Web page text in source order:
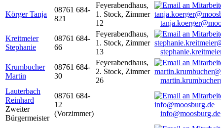
Körger Tanja
08761 684-
821
Feyerabendhaus,
1. Stock, Zimmer
12
Kreitmeier
Stephanie
08761 684-
66
Feyerabendhaus,
1. Stock, Zimmer
13
Krumbucher
Martin
08761 684-
30
Feyerabendhaus,
2. Stock, Zimmer
26
Lauterbach
Reinhard
Zweiter
Bürgermeister
08761 684-
12
(Vorzimmer)
info@moosburg.de